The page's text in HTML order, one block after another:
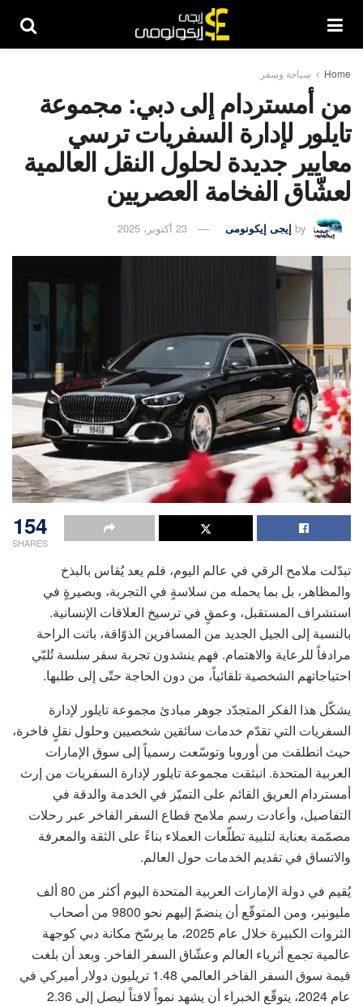
Home سياحة وسفر
من أمستردام إلى دبي: مجموعة
تايلور لإدارة السفريات ترسي
معايير جديدة لحلول النقل العالمية
لعشّاق الفخامة العصريين
by إيجى إيكونومى 23 أكتوبر، 2025
154
SHARES
تبدّلت ملامح الرقي في عالم اليوم، فلم يعد يُقاس بالبذخ
والمظاهر، بل بما يحمله من سلاسةٍ في التجربة، وبصيرةٍ في
استشراف المستقبل، وعمقٍ في ترسيخ العلاقات الإنسانية.
بالنسبة إلى الجيل الجديد من المسافرين الذوّاقة، باتت الراحة
مرادفاً للرعاية والاهتمام. فهم ينشدون تجربة سفر سلسة تُلبّي
احتياجاتهم الشخصية تلقائياً، من دون الحاجة حتّى إلى طلبها.
يشكّل هذا الفكر المتجدّد جوهر مبادئ مجموعة تايلور لإدارة
السفريات التي تقدّم خدمات سائقين شخصيين وحلول نقلٍ فاخرة،
حيث انطلقت من أوروبا وتوسّعت رسمياً إلى سوق الإمارات
العربية المتحدة. انبثقت مجموعة تايلور لإدارة السفريات من إرث
أمستردام العريق القائم على التميّز في الخدمة والدقة في
التفاصيل، وأعادت رسم ملامح قطاع السفر الفاخر عبر رحلات
مصمّمة بعناية لتلبية تطلّعات العملاء بناءً على الثقة والمعرفة
والاتساق في تقديم الخدمات حول العالم.
يُقيم في دولة الإمارات العربية المتحدة اليوم أكثر من 80 ألف
مليونير، ومن المتوقّع أن ينضمّ إليهم نحو 9800 من أصحاب
الثروات الكبيرة خلال عام 2025، ما يرسّخ مكانة دبي كوجهة
عالمية تجمع أثرياء العالم وعشّاق السفر الفاخر. وبعد أن بلغت
قيمة سوق السفر الفاخر العالمي 1.48 تريليون دولار أميركي في
عام 2024، يتوقّع الخبراء أن يشهد نمواً لافتاً ليصل إلى 2.36